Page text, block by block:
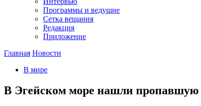
Программы и ведущие
Сетка вещания
Редакция
Приложение
Главная Новости
В мире
В Эгейском море нашли пропавшую